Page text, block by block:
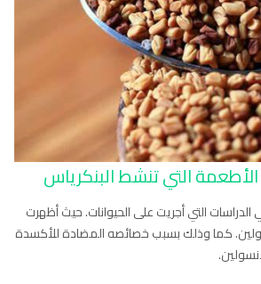
التي تنشط البنكرياس
الدراسات التي أجريت على الحيوانات. حيث أظهرت
كما وذلك بسبب خصائصه المضادة للأكسدة